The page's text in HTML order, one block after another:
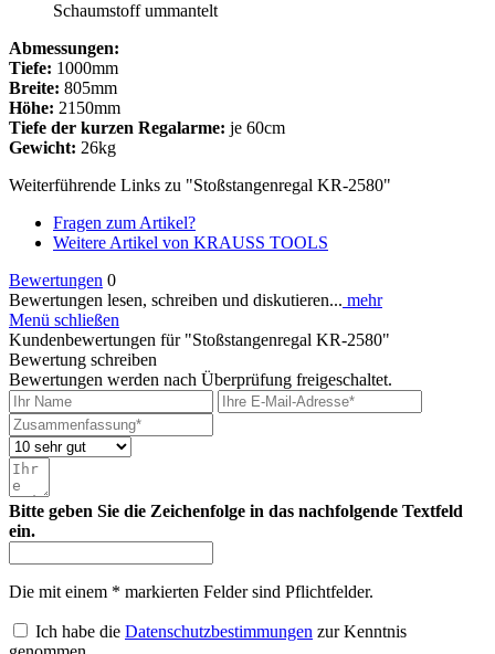
Schaumstoff ummantelt
Abmessungen:
Tiefe: 1000mm
Breite: 805mm
Höhe: 2150mm
Tiefe der kurzen Regalarme: je 60cm
Gewicht: 26kg
Weiterführende Links zu "Stoßstangenregal KR-2580"
Fragen zum Artikel?
Weitere Artikel von KRAUSS TOOLS
Bewertungen 0
Bewertungen lesen, schreiben und diskutieren... mehr
Menü schließen
Kundenbewertungen für "Stoßstangenregal KR-2580"
Bewertung schreiben
Bewertungen werden nach Überprüfung freigeschaltet.
Bitte geben Sie die Zeichenfolge in das nachfolgende Textfeld
ein.
Die mit einem * markierten Felder sind Pflichtfelder.
Ich habe die Datenschutzbestimmungen zur Kenntnis